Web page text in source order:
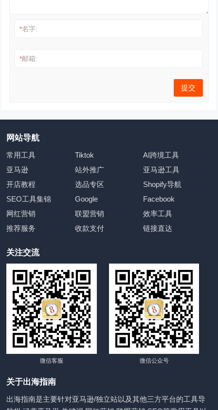
*名字:
*邮箱:
网站导航
常用工具 Tiktok
AI跨境工具
亚马逊
站外推广
亚马逊工具
开店教程
选品专区
Shopify导航
SEO工具集锦
Google
Facebook
网红营销
联盟营销
效率工具
推荐服务
收款支付 链接直达
关注交流
微信客服 微信公众号
关于出海指南
出海指南是主要针对亚马逊/独立站以及其他三方平台的工具导